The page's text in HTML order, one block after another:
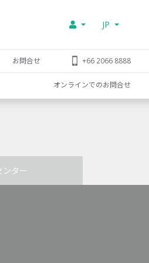
JP
お問合せ +66 2066 8888
オンラインでのお問合せ
ンター